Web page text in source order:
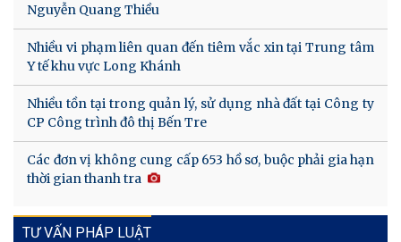
Nguyễn Quang Thiều
Nhiều vi phạm liên quan đến tiêm vắc xin tại Trung tâm
Y tế khu vực Long Khánh
Nhiều tồn tại trong quản lý, sử dụng nhà đất tại Công ty
CP Công trình đô thị Bến Tre
Các đơn vị không cung cấp 653 hồ sơ, buộc phải gia hạn
thời gian thanh tra
TƯ VẤN PHÁP LUẬT